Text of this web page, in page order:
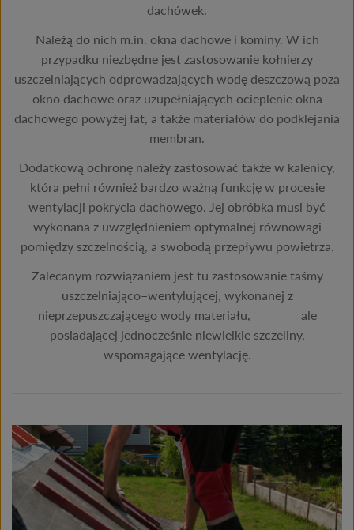
dachówek.
Należą do nich m.in. okna dachowe i kominy. W ich
przypadku niezbędne jest zastosowanie kołnierzy
uszczelniających odprowadzających wodę deszczową poza
okno dachowe oraz uzupełniających ocieplenie okna
dachowego powyżej łat, a także materiałów do podklejania
membran.
Dodatkową ochronę należy zastosować także w kalenicy,
która pełni również bardzo ważną funkcję w procesie
wentylacji pokrycia dachowego. Jej obróbka musi być
wykonana z uwzględnieniem optymalnej równowagi
pomiędzy szczelnością, a swobodą przepływu powietrza.
Zalecanym rozwiązaniem jest tu zastosowanie taśmy
uszczelniająco–wentylującej, wykonanej z
nieprzepuszczającego wody materiału, ale
posiadającej jednocześnie niewielkie szczeliny,
wspomagające wentylację.